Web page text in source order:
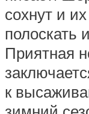
сохнут и
полоскать
Приятная
к